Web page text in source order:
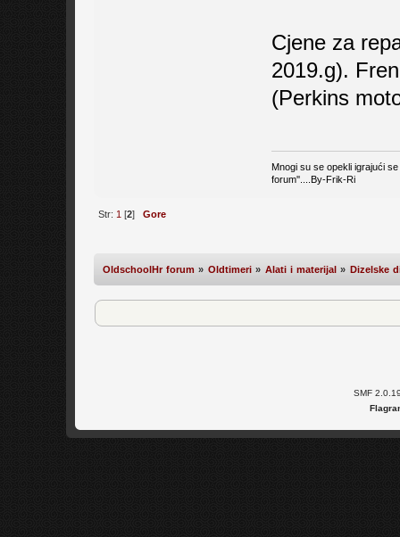
Cjene za
2019.g).
(Perkins
Mnogi su se opekli igrajući
forum''....By-Frik-Ri
Str: 1 [2] Gore
OldschoolHr forum» Oldtimeri» Alati i materijal » Dizelske
SMF